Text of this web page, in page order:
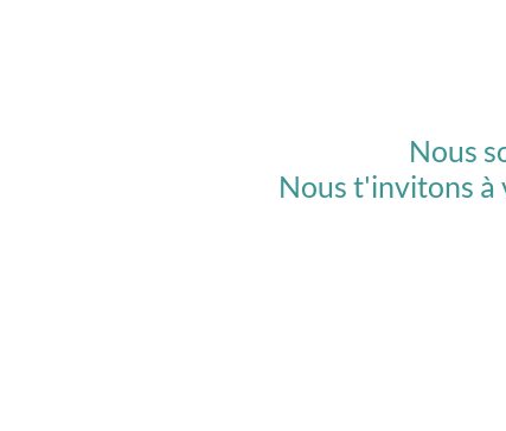
Nous
Nous t'invitons